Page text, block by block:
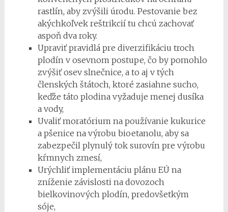
rastlín, aby zvýšili úrodu. Pestovanie bez
akýchkoľvek reštrikcií tu chcú zachovať
aspoň dva roky.
Upraviť pravidlá pre diverzifikáciu troch
plodín v osevnom postupe, čo by pomohlo
zvýšiť osev slnečnice, a to aj v tých
členských štátoch, ktoré zasiahne sucho,
keďže táto plodina vyžaduje menej dusíka
a vody,
Uvaliť moratórium na používanie kukurice
a pšenice na výrobu bioetanolu, aby sa
zabezpečil plynulý tok surovín pre výrobu
kŕmnych zmesí,
Urýchliť implementáciu plánu EÚ na
zníženie závislosti na dovozoch
bielkovinových plodín, predovšetkým
sóje,